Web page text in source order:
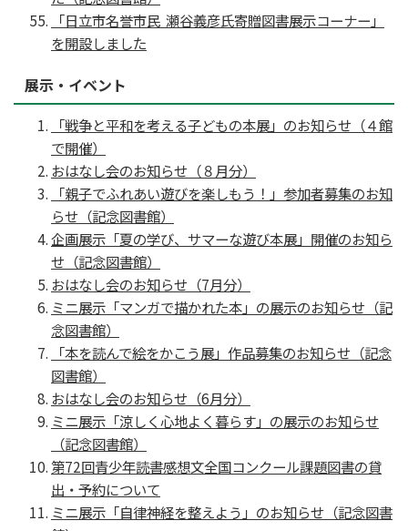
「日立市名誉市民 瀬谷義彦氏寄贈図書展示コーナー」
を開設しました
展示・イベント
「戦争と平和を考える子どもの本展」のお知らせ（４館
で開催）
おはなし会のお知らせ（８月分）
「親子でふれあい遊びを楽しもう！」参加者募集のお知
らせ（記念図書館）
企画展示「夏の学び、サマーな遊び本展」開催のお知ら
せ（記念図書館）
おはなし会のお知らせ（7月分）
ミニ展示「マンガで描かれた本」の展示のお知らせ（記
念図書館）
「本を読んで絵をかこう展」作品募集のお知らせ（記念
図書館）
おはなし会のお知らせ（6月分）
ミニ展示「涼しく心地よく暮らす」の展示のお知らせ
（記念図書館）
第72回青少年読書感想文全国コンクール課題図書の貸
出・予約について
ミニ展示「自律神経を整えよう」のお知らせ（記念図書